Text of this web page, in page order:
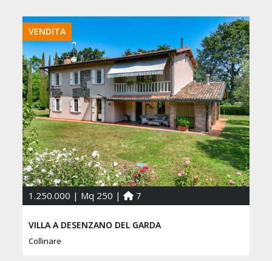
VENDITA
1.250.000 | Mq 250 | 7
VILLA A DESENZANO DEL GARDA
Collinare